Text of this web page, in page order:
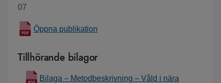
07
Öppna publikation
Tillhörande bilagor
Bilaga – Metodbeskrivning – Våld i nära